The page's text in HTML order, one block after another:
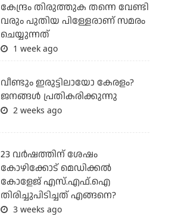
കേന്ദ്രം തിരുത്തുക തന്നെ വേണ്ടി
വരും പുതിയ പിള്ളേരാണ് സമരം
ചെയ്യുന്നത്
1 week ago
വീണ്ടും ഇരുട്ടിലായോ കേരളം?
ജനങ്ങൾ പ്രതികരിക്കുന്നു
2 weeks ago
23 വർഷത്തിന് ശേഷം
കോഴിക്കോട് മെഡിക്കൽ
കോളേജ് എസ്.എഫ്.ഐ
തിരിച്ചുപിടിച്ചത് എങ്ങനെ?
3 weeks ago